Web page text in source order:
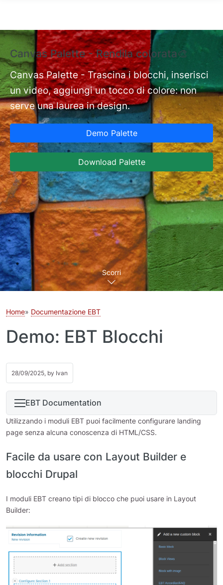
Canvas Palette - Rendila colorata🎨
Canvas Palette - Trascina i blocchi, inserisci
un video, aggiungi un tocco di colore: non
serve una laurea in design.
Demo Palette
Download Palette
Scorri
Home Documentazione EBT
Demo: EBT Blocchi
28/09/2025, by Ivan
EBT Documentation
Utilizzando i moduli EBT puoi facilmente configurare landing
page senza alcuna conoscenza di HTML/CSS.
Facile da usare con Layout Builder e
blocchi Drupal
I moduli EBT creano tipi di blocco che puoi usare in Layout
Builder: